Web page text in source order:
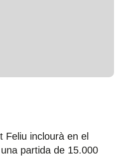
Feliu inclourà en el
partida de 15.000